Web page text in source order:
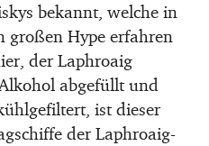
bekannt, welche in
großen Hype erfahren
der Laphroaig
abgefüllt und
ist dieser
der Laphroaig-